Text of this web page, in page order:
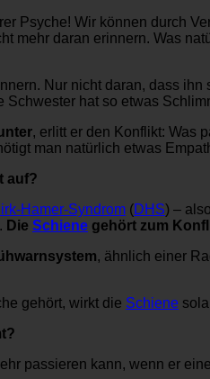
Psyche! Wir können durch
mehr daran erinnern. Was
Nur nicht daran, dass
hat so etwas
, erlitt er den Konflikt: Was
man natürlich etwas
auf?
Hamer-Syndrom (DHS) –
Die Schiene gehört zum
, ähnlich einer
gehört, wirkt die Schiene
passieren kann, wenn er